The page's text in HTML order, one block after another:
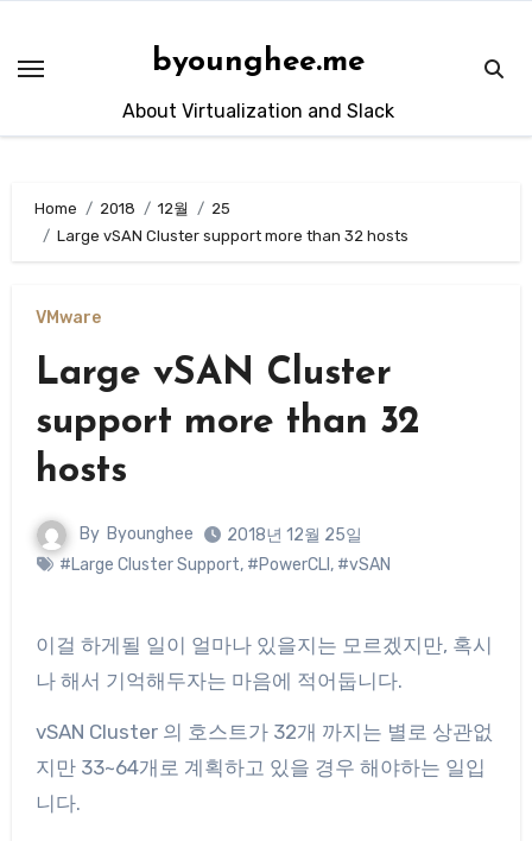
content
byounghee.me
About Virtualization and Slack
Home 2018 12월
25
Large vSAN Cluster support more than 32 hosts
VMware
Large vSAN Cluster
support more than 32
hosts
By Byounghee
2018년 12월 25일
#Large Cluster Support, #PowerCLI , #vSAN
이걸 하게될 일이 얼마나 있을지는 모르겠지만, 혹시
나 해서 기억해두자는 마음에 적어둡니다.
vSAN Cluster 의 호스트가 32개 까지는 별로 상관없
지만 33~64개로 계획하고 있을 경우 해야하는 일입
니다.